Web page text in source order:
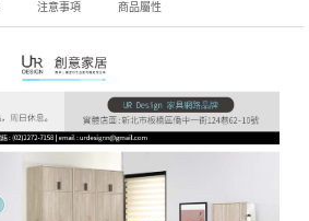
注意事項 商品屬性